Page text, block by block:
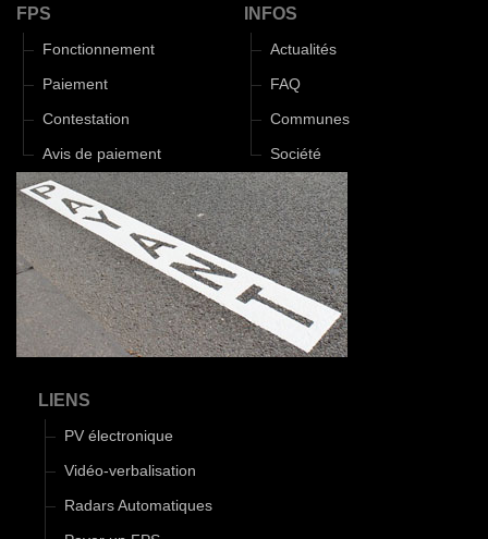
FPS
Fonctionnement
Paiement
Contestation
Avis de paiement
INFOS
Actualités
FAQ
Communes
Société
LIENS
PV électronique
Vidéo-verbalisation
Radars Automatiques